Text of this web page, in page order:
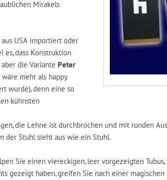
Mirakels
USA importiert oder
es, dass Konstruktion
die Variante Peter
wäre mehr als happy
wurde), denn eine so
kühnsten
die Lehne ist durchbrochen und mit runden
der Stuhl sieht aus wie ein Stuhl.
Sie einen viereckigen, leer vorgezeigten
gezeigt haben, greifen Sie nach einer magischen